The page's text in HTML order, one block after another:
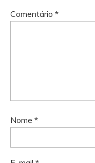
Comentário *
Nome *